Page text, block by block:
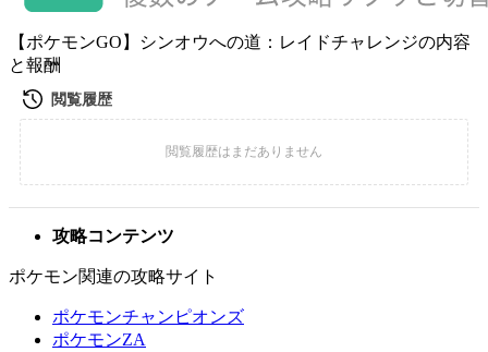
【ポケモンGO】シンオウへの道：レイドチャレンジの内容
と報酬
攻略コンテンツ
ポケモン関連の攻略サイト
ポケモンチャンピオンズ
ポケモンZA